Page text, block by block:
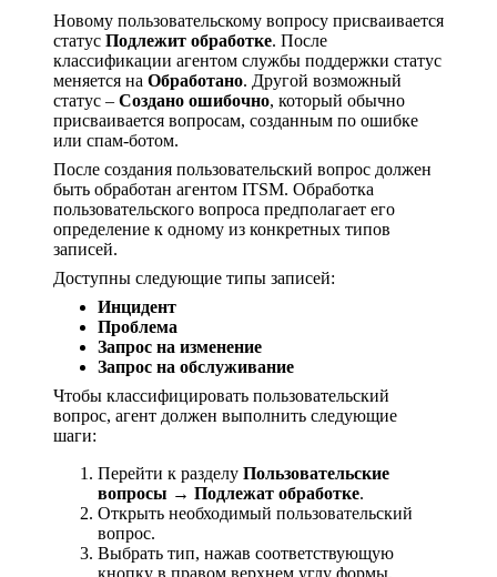
Новому пользовательскому вопросу присваивается
статус Подлежит обработке. После
классификации агентом службы поддержки статус
меняется на Обработано. Другой возможный
статус – Создано ошибочно, который обычно
присваивается вопросам, созданным по ошибке
или спам-ботом.
После создания пользовательский вопрос должен
быть обработан агентом ITSM. Обработка
пользовательского вопроса предполагает его
определение к одному из конкретных типов
записей.
Доступны следующие типы записей:
Инцидент
Проблема
Запрос на изменение
Запрос на обслуживание
Чтобы классифицировать пользовательский
вопрос, агент должен выполнить следующие
шаги:
Перейти к разделу Пользовательские
вопросы → Подлежат обработке.
Открыть необходимый пользовательский
вопрос.
Выбрать тип, нажав соответствующую